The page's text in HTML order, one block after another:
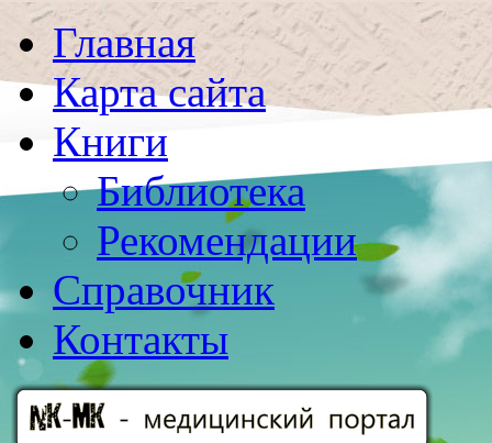
Главная
Карта сайта
Книги
Библиотека
Рекомендации
Справочник
Контакты